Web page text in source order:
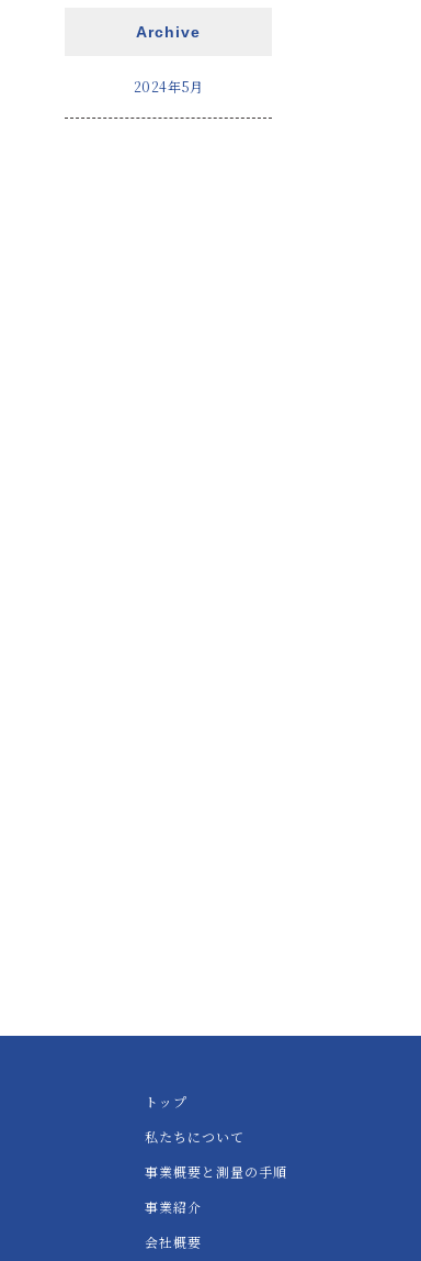
Archive
2024年5月
トップ
私たちについて
事業概要と測量の手順
事業紹介
会社概要